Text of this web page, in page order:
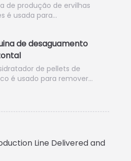
de produção de ervilhas
é usada para…
de desaguamento
de pellets de
é usado para remover…
Line Delivered and